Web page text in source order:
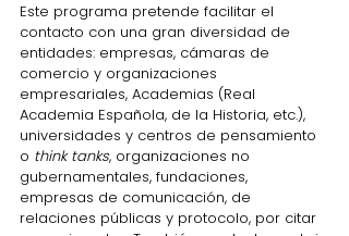
Este programa pretende facilitar el
contacto con una gran diversidad de
entidades: empresas, cámaras de
comercio y organizaciones
empresariales, Academias (Real
Academia Española, de la Historia, etc.),
universidades y centros de pensamiento
o think tanks, organizaciones no
gubernamentales, fundaciones,
empresas de comunicación, de
relaciones públicas y protocolo, por citar